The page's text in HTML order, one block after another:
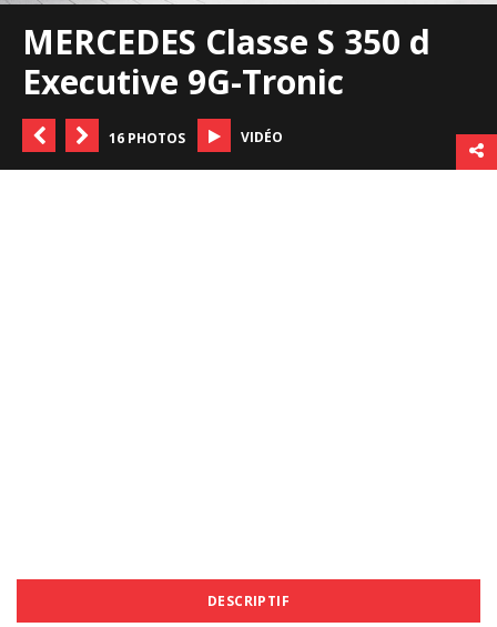
MERCEDES Classe S 350 d
Executive 9G-Tronic
16 PHOTOS VIDÉO
DESCRIPTIF